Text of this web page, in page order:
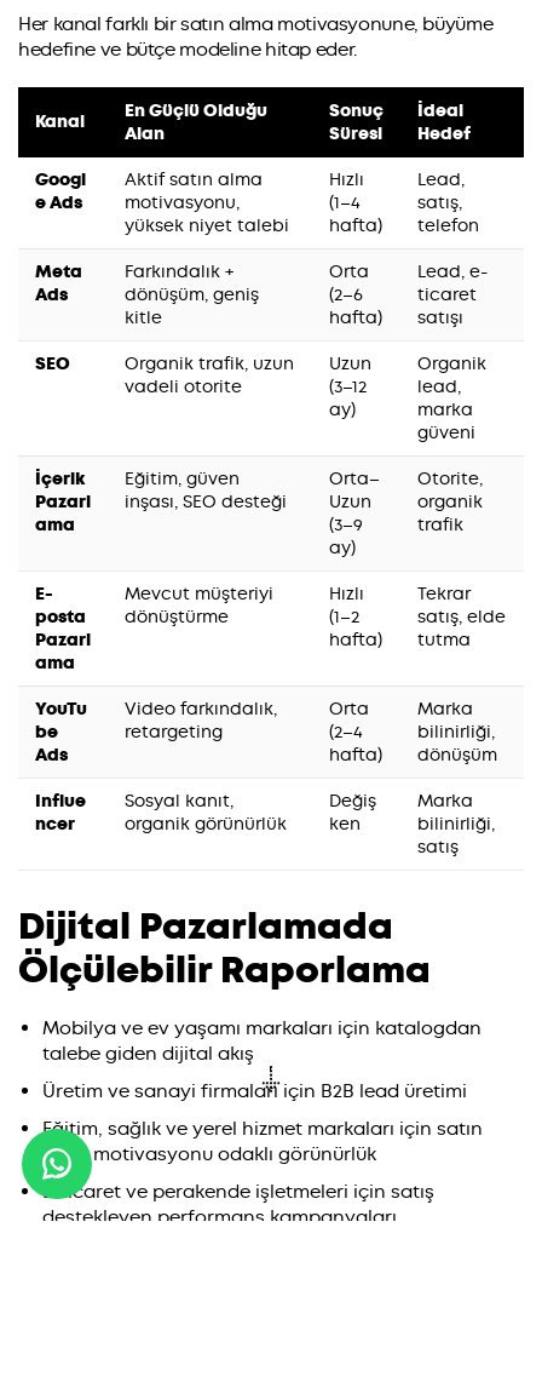
Her kanal farklı bir satın alma motivasyonune, büyüme
hedefine ve bütçe modeline hitap eder.
Kanal
En Güçlü Olduğu
Alan
Sonuç
Süresi
İdeal
Hedef
Googl
e Ads
Aktif satın alma
motivasyonu,
yüksek niyet talebi
Hızlı
(1–4
hafta)
Lead,
satış,
telefon
Meta
Ads
Farkındalık +
dönüşüm, geniş
kitle
Orta
(2–6
hafta)
Lead, e-
ticaret
satışı
SEO
Organik trafik, uzun
vadeli otorite
Uzun
(3–12
ay)
Organik
lead,
marka
güveni
İçerik
Pazarl
ama
Eğitim, güven
inşası, SEO desteği
Orta–
Uzun
(3–9
ay)
Otorite,
organik
trafik
E-
posta
Pazarl
ama
Mevcut müşteriyi
dönüştürme
Hızlı
(1–2
hafta)
Tekrar
satış, elde
tutma
YouTu
be
Ads
Video farkındalık,
retargeting
Orta
(2–4
hafta)
Marka
bilinirliği,
dönüşüm
Influe
ncer
Sosyal kanıt,
organik görünürlük
Değiş
ken
Marka
bilinirliği,
satış
Dijital Pazarlamada
Ölçülebilir Raporlama
Mobilya ve ev yaşamı markaları için katalogdan
talebe giden dijital akış
Üretim ve sanayi firmaları için B2B lead üretimi
Eğitim, sağlık ve yerel hizmet markaları için satın
alma motivasyonu odaklı görünürlük
E-ticaret ve perakende işletmeleri için satış
destekleyen performans kampanyaları